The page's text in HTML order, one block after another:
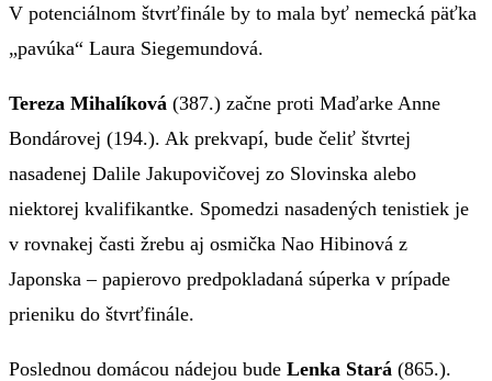
V potenciálnom štvrťfinále by to mala byť nemecká päťka
„pavúka“ Laura Siegemundová.
Tereza Mihalíková (387.) začne proti Maďarke Anne
Bondárovej (194.). Ak prekvapí, bude čeliť štvrtej
nasadenej Dalile Jakupovičovej zo Slovinska alebo
niektorej kvalifikantke. Spomedzi nasadených tenistiek je
v rovnakej časti žrebu aj osmička Nao Hibinová z
Japonska – papierovo predpokladaná súperka v prípade
prieniku do štvrťfinále.
Poslednou domácou nádejou bude Lenka Stará (865.).